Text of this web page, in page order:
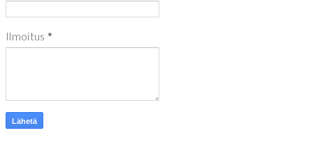
Ilmoitus *